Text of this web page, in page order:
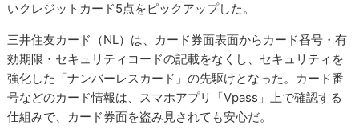
いクレジットカード5点をピックアップした。
三井住友カード（NL）は、カード券面表面からカード番号・有
効期限・セキュリティコードの記載をなくし、セキュリティを
強化した「ナンバーレスカード」の先駆けとなった。カード番
号などのカード情報は、スマホアプリ「Vpass」上で確認する
仕組みで、カード券面を盗み見されても安心だ。